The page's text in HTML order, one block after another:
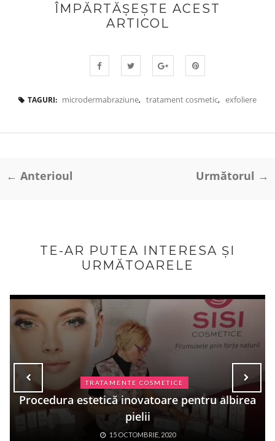
ÎMPĂRTĂȘEȘTE ACEST
ARTICOL
TAGURI: microdermabraziune, tratament cosmetic, exfoliere
← Anterioul Următorul →
TE-AR PUTEA INTERESA ȘI
URMĂTOARELE
MEZOTERAPIA
Mezoterapie - Tratament de lifting facial cu
fiole MCCM
06 MAI, 2020